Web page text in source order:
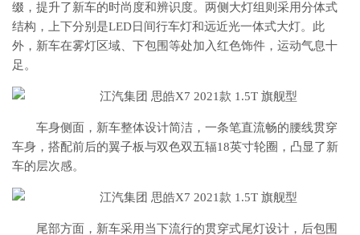
缀，提升了新车的时尚度和辨识度。两侧大灯组则采用分体式
结构，上下分别是LED日间行车灯和远近光一体式大灯。此
外，新车在雾灯区域、下包围等处加入红色饰件，运动气息十
足。
车身侧面，新车整体设计简洁，一条笔直流畅的腰线贯穿
车身，搭配前后的翼子板与双色双五辐18英寸轮圈，凸显了新
车的层次感。
尾部方面，新车采用当下流行的贯穿式尾灯设计，后包围